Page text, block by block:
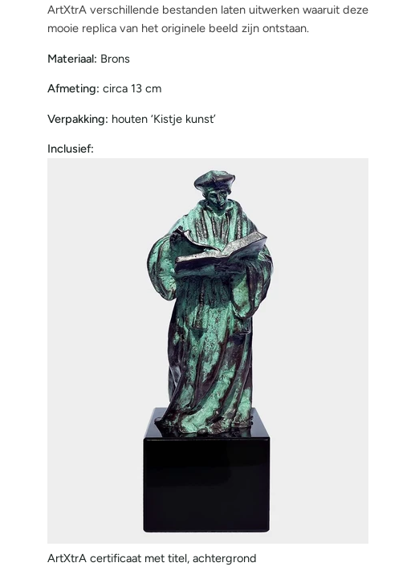
ArtXtrA verschillende bestanden laten uitwerken waaruit deze
mooie replica van het originele beeld zijn ontstaan.
Materiaal: Brons
Afmeting: circa 13 cm
Verpakking: houten ‘Kistje kunst’
Inclusief:
ArtXtrA certificaat met titel, achtergrond